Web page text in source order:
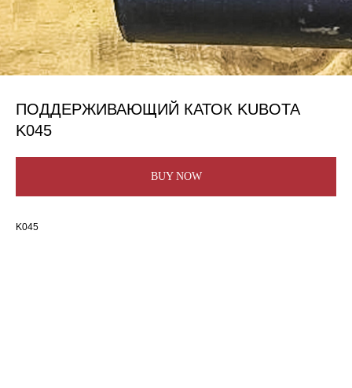
ПОДДЕРЖИВАЮЩИЙ КАТОК KUBOTA
K045
BUY NOW
K045